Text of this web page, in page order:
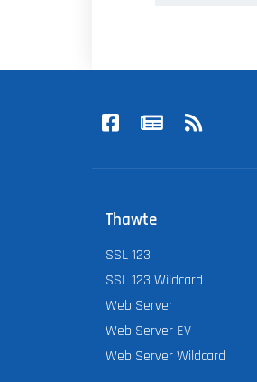
Thawte
SSL 123
SSL 123 Wildcard
Web Server
Web Server EV
Web Server Wildcard